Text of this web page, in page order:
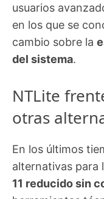
usuarios
en los que se
cambio sobre la
del sistema.
NTLite
otras
En los últimos
alternativas para
11 reducido sin